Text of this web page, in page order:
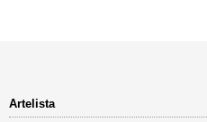
Artelista